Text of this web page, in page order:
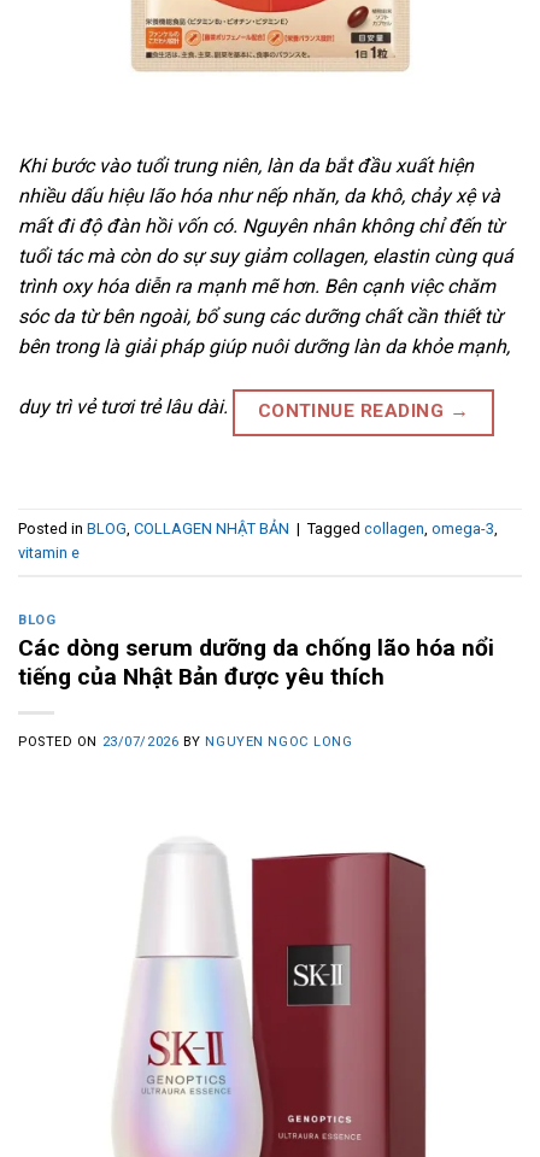
Khi bước vào tuổi trung niên, làn da bắt đầu xuất hiện
nhiều dấu hiệu lão hóa như nếp nhăn, da khô, chảy xệ và
mất đi độ đàn hồi vốn có. Nguyên nhân không chỉ đến từ
tuổi tác mà còn do sự suy giảm collagen, elastin cùng quá
trình oxy hóa diễn ra mạnh mẽ hơn. Bên cạnh việc chăm
sóc da từ bên ngoài, bổ sung các dưỡng chất cần thiết từ
bên trong là giải pháp giúp nuôi dưỡng làn da khỏe mạnh,
duy trì vẻ tươi trẻ lâu dài. CONTINUE READING →
Posted in BLOG, COLLAGEN NHẬT BẢN | Tagged collagen, omega-3,
vitamin e
BLOG
Các dòng serum dưỡng da chống lão hóa nổi
tiếng của Nhật Bản được yêu thích
POSTED ON 23/07/2026 BY NGUYEN NGOC LONG